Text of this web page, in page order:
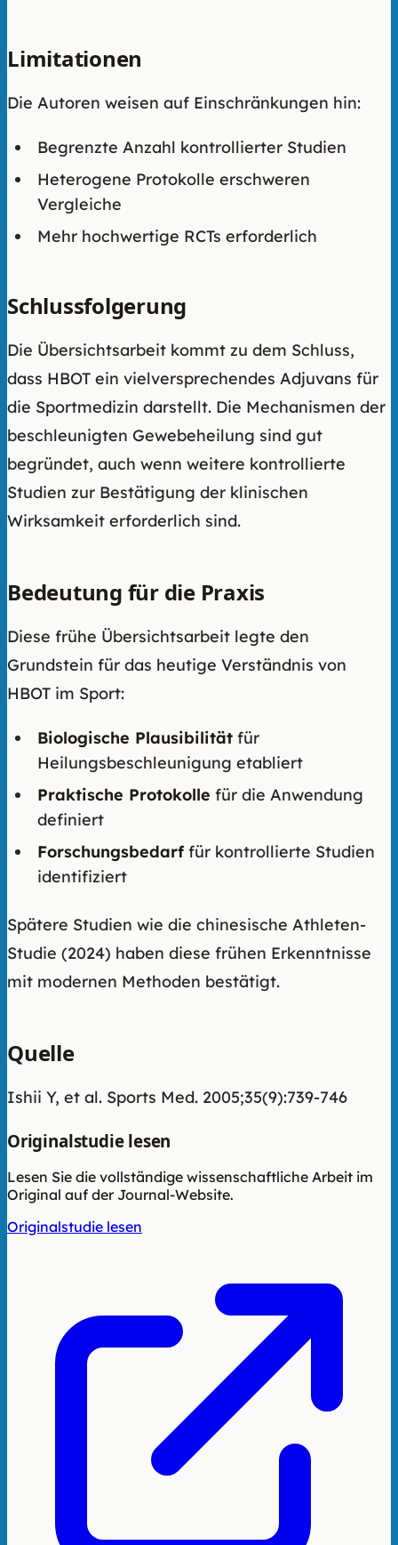
Limitationen
Die Autoren weisen auf Einschränkungen hin:
Begrenzte Anzahl kontrollierter Studien
Heterogene Protokolle erschweren
Vergleiche
Mehr hochwertige RCTs erforderlich
Schlussfolgerung
Die Übersichtsarbeit kommt zu dem Schluss,
dass HBOT ein vielversprechendes Adjuvans für
die Sportmedizin darstellt. Die Mechanismen der
beschleunigten Gewebeheilung sind gut
begründet, auch wenn weitere kontrollierte
Studien zur Bestätigung der klinischen
Wirksamkeit erforderlich sind.
Bedeutung für die Praxis
Diese frühe Übersichtsarbeit legte den
Grundstein für das heutige Verständnis von
HBOT im Sport:
Biologische Plausibilität für
Heilungsbeschleunigung etabliert
Praktische Protokolle für die Anwendung
definiert
Forschungsbedarffür kontrollierte Studien
identifiziert
Spätere Studien wie die chinesische Athleten-
Studie (2024) haben diese frühen Erkenntnisse
mit modernen Methoden bestätigt.
Quelle
Ishii Y, et al. Sports Med. 2005;35(9):739-746
Originalstudie lesen
Lesen Sie die vollständige wissenschaftliche Arbeit im
Original auf der Journal-Website.
Originalstudie lesen